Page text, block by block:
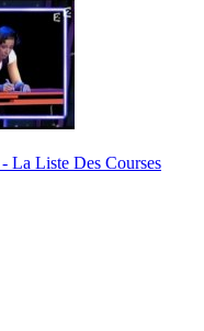
La Liste Des Courses